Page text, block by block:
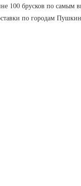
100 брусков по
по городам